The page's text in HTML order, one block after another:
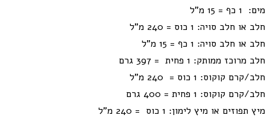
מים: 1 כף = 15 מ"ל
חלב או חלב סויה: 1 כוס = 240 מ"ל
חלב או חלב סויה: 1 כף = 15 מ"ל
חלב מרוכז ממותק: 1 פחית = 397 גרם
חלב/קרם קוקוס: 1 כוס = 240 מ"ל
חלב/קרם קוקוס: 1 פחית = 400 גרם
מיץ תפוזים או מיץ לימון: 1 כוס = 240 מ"ל